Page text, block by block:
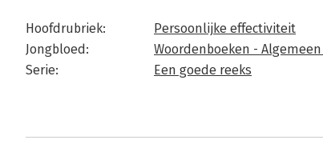
Hoofdrubriek:
Persoonlijke effectiviteit
Jongbloed:
Woordenboeken - Algemeen
Serie:
Een goede reeks